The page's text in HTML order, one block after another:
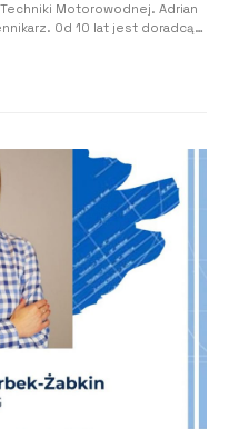
Motorowodnej. Adrian
Od 10 lat jest doradcą
także z klubem żużlowym